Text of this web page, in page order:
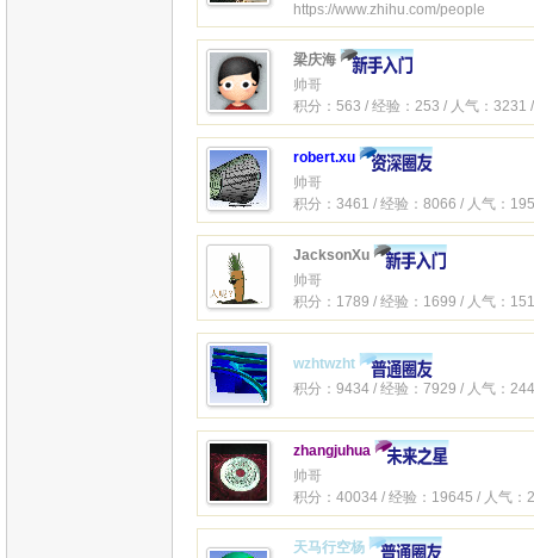
https://www.zhihu.com/people
梁庆海
帅哥
积分：563 / 经验：253 / 人气：3231
robert.xu
帅哥
积分：3461 / 经验：8066 / 人气：
JacksonXu
帅哥
积分：1789 / 经验：1699 / 人气：
wzhtwzht
积分：9434 / 经验：7929 / 人气：
zhangjuhua
帅哥
积分：40034 / 经验：19645 / 人气：
天马行空杨